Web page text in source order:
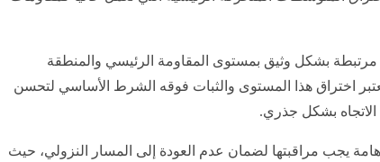
مرتبطة بشكل وثيق بمستوى المقاومة الرئيسي والمنطقة
ريال، حيث يعتبر اختراق هذا المستوى والثبات فوقه الشرط الأساسي لتحسن
الاتجاه بشكل جذري.
يجب مراقبتها لضمان عدم العودة إلى المسار النزولي، حيث